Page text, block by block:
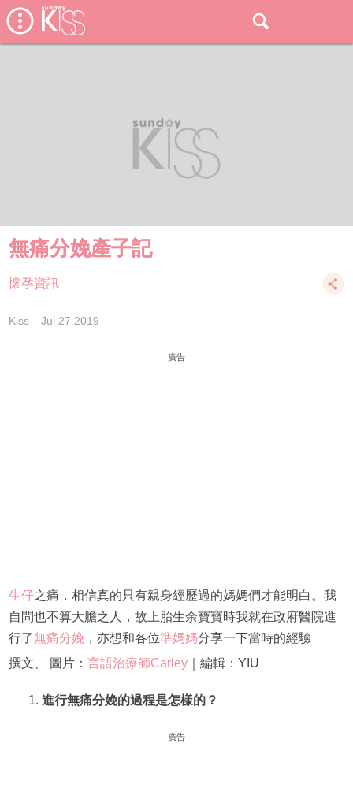
無痛分娩產子記
懷孕資訊
Kiss Jul 27 2019
廣告
生仔之痛，相信真的只有親身經歷過的媽媽們才能明白。我
自問也不算大膽之人，故上胎生余寶寶時我就在政府醫院進
行了無痛分娩，亦想和各位準媽媽分享一下當時的經驗
撰文、 圖片： 言語治療師Carley｜編輯：YIU
進行無痛分娩的過程是怎樣的？
廣告